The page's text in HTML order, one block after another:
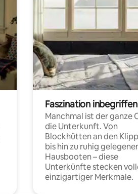
Faszination inbegriffen
Manchmal ist der ganze
die Unterkunft. Von
Blockhütten an den
bis hin zu ruhig
Hausbooten – diese
Unterkünfte stecken
einzigartiger Merkmale.